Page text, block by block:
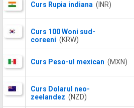
Curs Rupia indiana (INR)
Curs 100 Woni sud-
coreeni (KRW)
Curs Peso-ul mexican (MXN)
Curs Dolarul neo-
zeelandez (NZD)